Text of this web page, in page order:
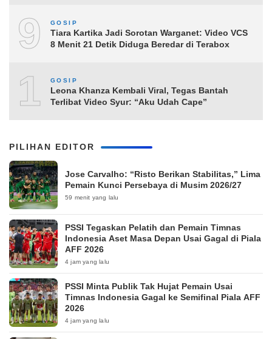
9 GOSIP
Tiara Kartika Jadi Sorotan Warganet: Video VCS
8 Menit 21 Detik Diduga Beredar di Terabox
10
GOSIP
Leona Khanza Kembali Viral, Tegas Bantah
Terlibat Video Syur: “Aku Udah Cape”
PILIHAN EDITOR
Jose Carvalho: “Risto Berikan Stabilitas,” Lima
Pemain Kunci Persebaya di Musim 2026/27
59 menit yang lalu
PSSI Tegaskan Pelatih dan Pemain Timnas
Indonesia Aset Masa Depan Usai Gagal di Piala
AFF 2026
4 jam yang lalu
PSSI Minta Publik Tak Hujat Pemain Usai
Timnas Indonesia Gagal ke Semifinal Piala AFF
2026
4 jam yang lalu